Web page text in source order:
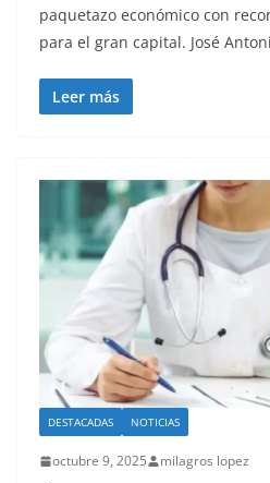
paquetazo económico con
para el gran capital. José
Leer más
DESTACADAS NOTICIAS
octubre 9, 2025 milagros lopez